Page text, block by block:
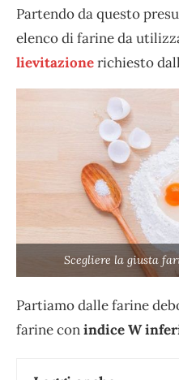
Partendo da questo
elenco di farine da
lievitazionerichiesto
Scegliere la giusta
Partiamo dalle farine
farine conindice W